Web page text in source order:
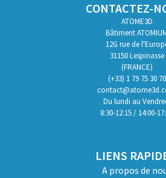
CONTACTEZ-
ATOME3D
Bâtiment
12G rue de
31150 Lespinasse
(FRANCE)
(+33) 1 79 75 30 70
Du lundi au
8:30-12:15 / 14:00-
LIENS
A propos de